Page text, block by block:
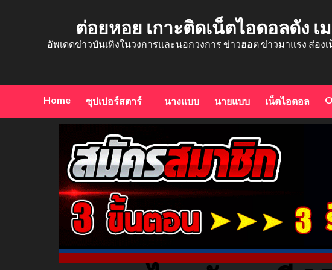
ต่อยหอย เกาะติดเน็ตไอดอลดัง
อัพเดดข่าวบันเทิงในวงการและนอกวงการ ข่าวฮอต ข่าวมาแรง ส่อ
Home ซุปเปอร์สตาร์ นางแบบ นายแบบ เน็ตไอดอล